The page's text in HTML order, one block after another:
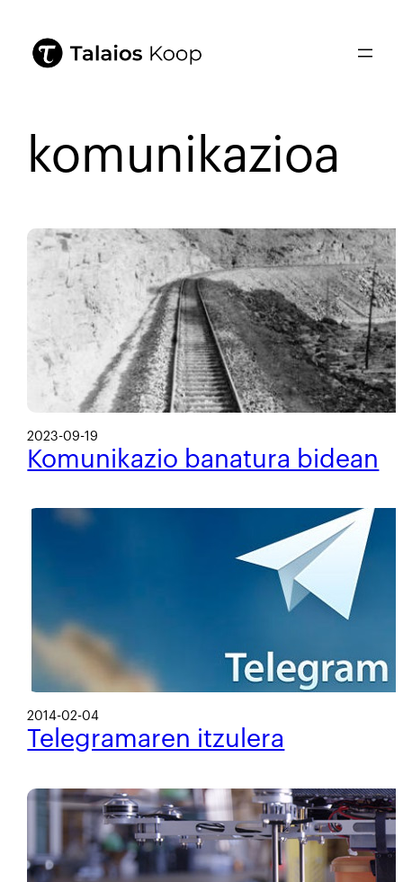
komunikazioa
2023-09-19
Komunikazio banatura bidean
2014-02-04
Telegramaren itzulera